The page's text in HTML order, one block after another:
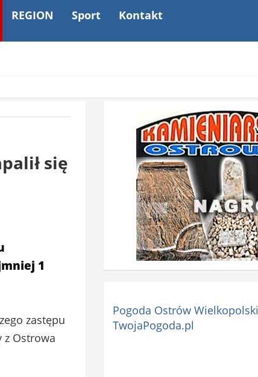
REGION Sport Kontakt
się
1
zastępu
z Ostrowa
Pogoda Ostrów Wielkopolski
TwojaPogoda.pl